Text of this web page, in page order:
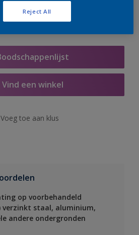
Vind een winkel
Voeg toe aan klus
op voorbehandeld
verzinkt staal, aluminium,
andere ondergronden
Reject All